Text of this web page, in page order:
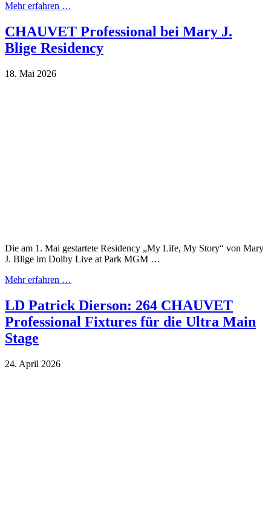
Mehr erfahren …
CHAUVET Professional bei Mary J.
Blige Residency
18. Mai 2026
Die am 1. Mai gestartete Residency „My Life, My Story“ von Mary
J. Blige im Dolby Live at Park MGM …
Mehr erfahren …
LD Patrick Dierson: 264 CHAUVET
Professional Fixtures für die Ultra Main
Stage
24. April 2026